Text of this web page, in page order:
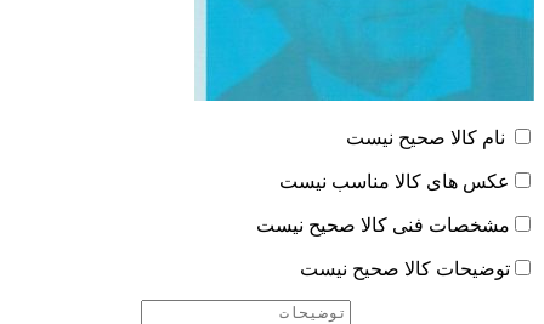
نام کالا صحیح نیست
عکس های کالا مناسب نیست
مشخصات فنی کالا صحیح نیست
توضیحات کالا صحیح نیست